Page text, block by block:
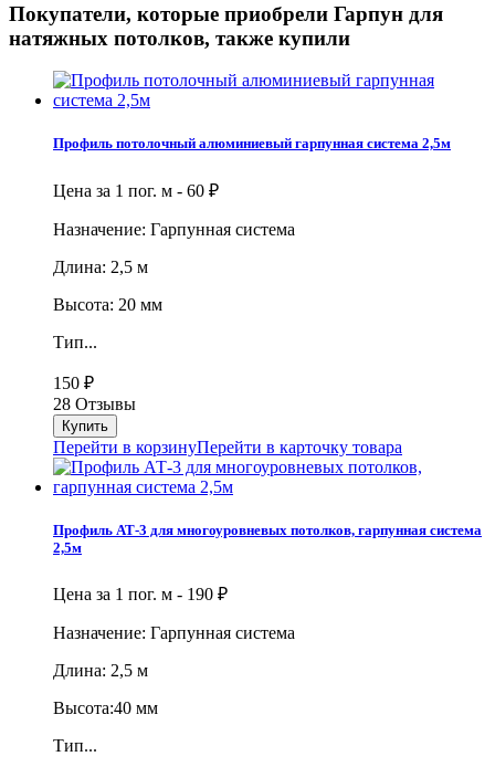
Покупатели, которые приобрели Гарпун для
натяжных потолков, также купили
Профиль потолочный алюминиевый гарпунная система 2,5м
Цена за 1 пог. м - 60 ₽
Назначение: Гарпунная система
Длина: 2,5 м
Высота: 20 мм
Тип...
150 ₽
28 Отзывы
Перейти в корзинуПерейти в карточку товара
Профиль АТ-3 для многоуровневых потолков, гарпунная система
2,5м
Цена за 1 пог. м - 190 ₽
Назначение: Гарпунная система
Длина: 2,5 м
Высота:40 мм
Тип...